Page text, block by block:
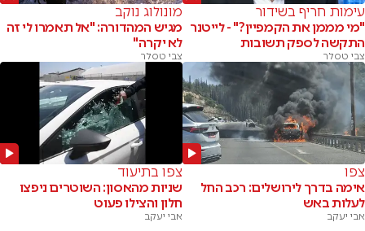
עימות חריף בשידור
"מי מממן את הקמפיין?" - לייטנר
התקשה לספק תשובות
צבי טסלר
מונולוג נוקב
מגיש המהדורה: "אל תאמרו לי זה
לא יקרה"
צבי טסלר
צפו
אימה בדרך לירושלים: רכב החל
לעלות באש
אבי יעקב
צפו בתיעוד
שניות מהאסון: השוטרים ניפצו
חלון והצילו פעוט
אבי יעקב